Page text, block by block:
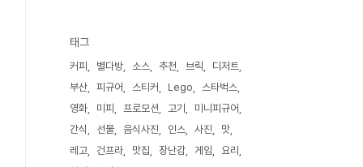
태그
커피 별다방 소스 추천 브릭
디저트
부산
피규어 스티커 Lego
스타벅스
영화
미피 프로모션 고기
미니피규어
간식
선물 음식사진 인스 사진
맛
레고
건프라 맛집 장난감 게임
요리